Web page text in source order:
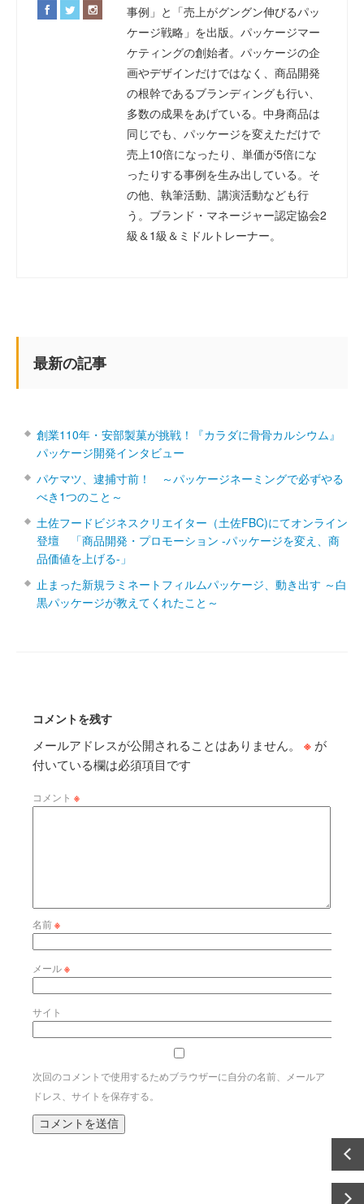
事例」と「売上がグングン伸びるパッ
ケージ戦略」を出版。パッケージマー
ケティングの創始者。パッケージの企
画やデザインだけではなく、商品開発
の根幹であるブランディングも行い、
多数の成果をあげている。中身商品は
同じでも、パッケージを変えただけで
売上10倍になったり、単価が5倍にな
ったりする事例を生み出している。そ
の他、執筆活動、講演活動なども行
う。ブランド・マネージャー認定協会2
級＆1級＆ミドルトレーナー。
最新の記事
創業110年・安部製菓が挑戦！『カラダに骨骨カルシウム』
パッケージ開発インタビュー
パケマツ、逮捕寸前！ ～パッケージネーミングで必ずやる
べき1つのこと～
土佐フードビジネスクリエイター（土佐FBC)にてオンライン
登壇 「商品開発・プロモーション ‐パッケージを変え、商
品価値を上げる‐」
止まった新規ラミネートフィルムパッケージ、動き出す ～白
黒パッケージが教えてくれたこと～
コメントを残す
メールアドレスが公開されることはありません。 ※ が
付いている欄は必須項目です
コメント ※
名前※
メール※
サイト
次回のコメントで使用するためブラウザーに自分の名前、メールア
ドレス、サイトを保存する。